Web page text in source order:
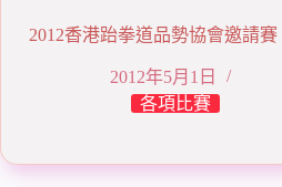
2012香港跆拳道品勢協會邀請賽
2012年5月1日
各項比賽